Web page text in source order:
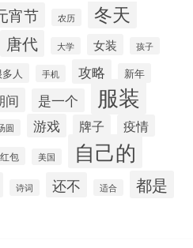
宵节 农历 冬天
唐代 大学 女装 孩子
人 手机 攻略 新年
间 是一个 服装
圆 游戏 牌子 疫情
红包 美国 自己的
诗词 还不 适合 都是